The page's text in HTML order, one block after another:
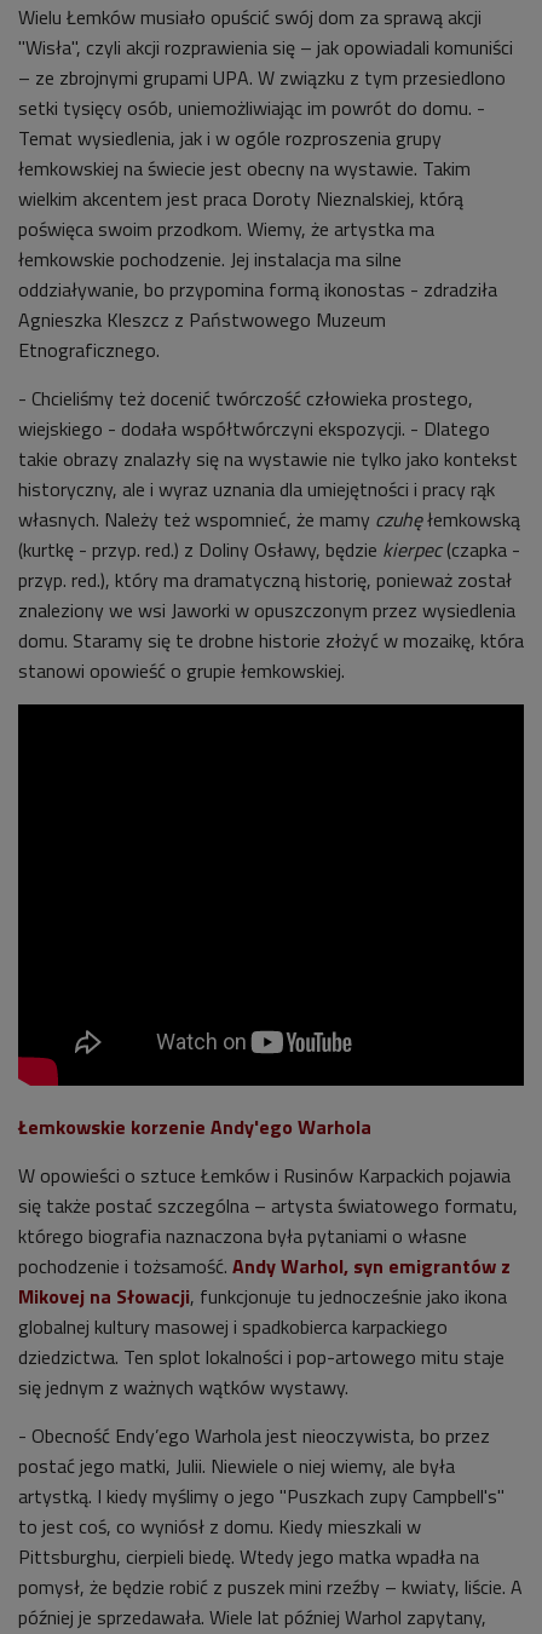
Wielu Łemków musiało opuścić swój dom za sprawą akcji
"Wisła", czyli akcji rozprawienia się – jak opowiadali komuniści
– ze zbrojnymi grupami UPA. W związku z tym przesiedlono
setki tysięcy osób, uniemożliwiając im powrót do domu. -
Temat wysiedlenia, jak i w ogóle rozproszenia grupy
łemkowskiej na świecie jest obecny na wystawie. Takim
wielkim akcentem jest praca Doroty Nieznalskiej, którą
poświęca swoim przodkom. Wiemy, że artystka ma
łemkowskie pochodzenie. Jej instalacja ma silne
oddziaływanie, bo przypomina formą ikonostas - zdradziła
Agnieszka Kleszcz z Państwowego Muzeum
Etnograficznego.
- Chcieliśmy też docenić twórczość człowieka prostego,
wiejskiego - dodała współtwórczyni ekspozycji. - Dlatego
takie obrazy znalazły się na wystawie nie tylko jako kontekst
historyczny, ale i wyraz uznania dla umiejętności i pracy rąk
własnych. Należy też wspomnieć, że mamy czuhęłemkowską
(kurtkę - przyp. red.) z Doliny Osławy, będzie kierpec(czapka -
przyp. red.), który ma dramatyczną historię, ponieważ został
znaleziony we wsi Jaworki w opuszczonym przez wysiedlenia
domu. Staramy się te drobne historie złożyć w mozaikę, która
stanowi opowieść o grupie łemkowskiej.
Łemkowskie korzenie Andy'ego Warhola
W opowieści o sztuce Łemków i Rusinów Karpackich pojawia
się także postać szczególna – artysta światowego formatu,
którego biografia naznaczona była pytaniami o własne
pochodzenie i tożsamość. Andy Warhol, syn emigrantów z
Mikovej na Słowacji, funkcjonuje tu jednocześnie jako ikona
globalnej kultury masowej i spadkobierca karpackiego
dziedzictwa. Ten splot lokalności i pop-artowego mitu staje
się jednym z ważnych wątków wystawy.
- Obecność Endy’ego Warhola jest nieoczywista, bo przez
postać jego matki, Julii. Niewiele o niej wiemy, ale była
artystką. I kiedy myślimy o jego "Puszkach zupy Campbell's"
to jest coś, co wyniósł z domu. Kiedy mieszkali w
Pittsburghu, cierpieli biedę. Wtedy jego matka wpadła na
pomysł, że będzie robić z puszek mini rzeźby – kwiaty, liście. A
później je sprzedawała. Wiele lat później Warhol zapytany,